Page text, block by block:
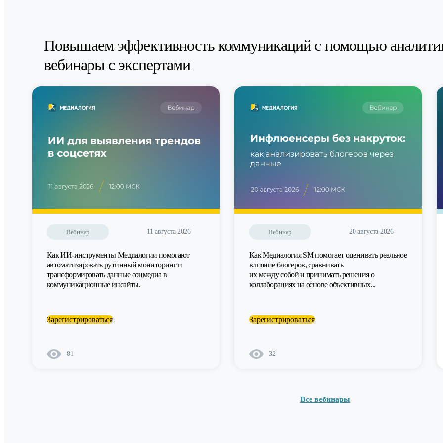
Повышаем эффективность коммуникаций с помощью
вебинары с экспертами
Вебинар 11 августа 2026
Как ИИ-инструменты Медиалогии помогают
автоматизировать рутинный мониторинг и
трансформировать данные соцмедиа в
коммуникационные инсайты.
Зарегистрироваться
81
Вебинар 20 августа 2026
Как Медиалогия SM помогает оценивать реальное
влияние блогеров, сравнивать
их между собой и принимать решения о
коллаборациях на основе объективных...
Зарегистрироваться
32
Все вебинары